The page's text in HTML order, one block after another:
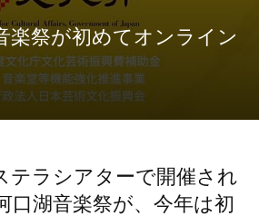
楽祭が初めてオンライン
テラシアターで開催され
口湖音楽祭が、今年は初